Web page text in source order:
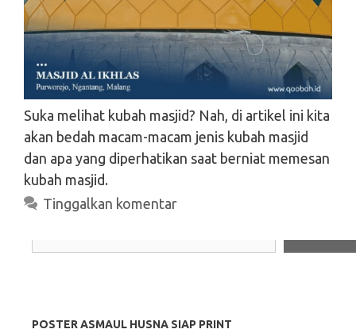
Suka melihat kubah masjid? Nah, di artikel ini kita
akan bedah macam-macam jenis kubah masjid
dan apa yang diperhatikan saat berniat memesan
kubah masjid.
Tinggalkan komentar
Search
POSTER ASMAUL HUSNA SIAP PRINT